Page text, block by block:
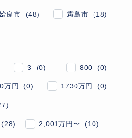
姶良市 (48) 霧島市 (18)
3 (0) 800 (0)
万円 (0) 1730万円 (0)
2,001万円〜 (10)